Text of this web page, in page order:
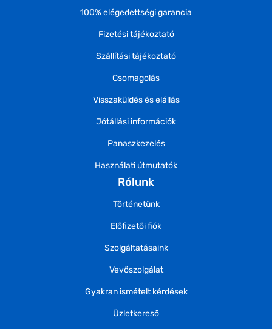
100% elégedettségi garancia
Fizetési tájékoztató
Szállítási tájékoztató
Csomagolás
Visszaküldés és elállás
Jótállási információk
Panaszkezelés
Használati útmutatók
Rólunk
Történetünk
Előfizetői fiók
Szolgáltatásaink
Vevőszolgálat
Gyakran ismételt kérdések
Üzletkereső